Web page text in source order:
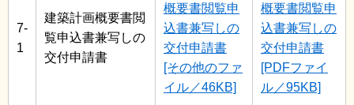
7-
1
建築計画概要書閲
覧申込書兼写しの
交付申請書
概要書閲覧申
込書兼写しの
交付申請書
[その他のファ
イル／46KB]
概要書閲覧申
込書兼写しの
交付申請書
[PDFファイ
ル／95KB]